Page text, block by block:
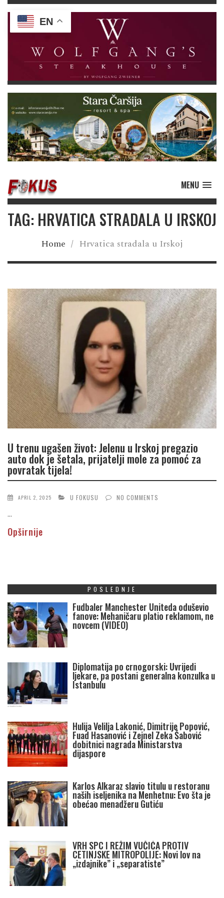
MENU
TAG: HRVATICA STRADALA U IRSKOJ
Home / Hrvatica stradala u Irskoj
U trenu ugašen život: Jelenu u Irskoj pregazio
auto dok je šetala, prijatelji mole za pomoć za
povratak tijela!
APRIL 2, 2025 U FOKUSU NO COMMENTS
...
Opširnije
POSLEDNJE
Fudbaler Manchester Uniteda oduševio
fanove: Mehaničaru platio reklamom, ne
novcem (VIDEO)
Diplomatija po crnogorski: Uvrijedi
ljekare, pa postani generalna konzulka u
Istanbulu
Hulija Velilja Lakonić, Dimitrije Popović,
Fuad Hasanović i Zejnel Zeka Šabović
dobitnici nagrada Ministarstva
dijaspore
Karlos Alkaraz slavio titulu u restoranu
naših iseljenika na Menhetnu: Evo šta je
obećao menadžeru Gutiću
VRH SPC I REŽIM VUČIĆA PROTIV
CETINJSKE MITROPOLIJE: Novi lov na
„izdajnike” i „separatiste”
EN